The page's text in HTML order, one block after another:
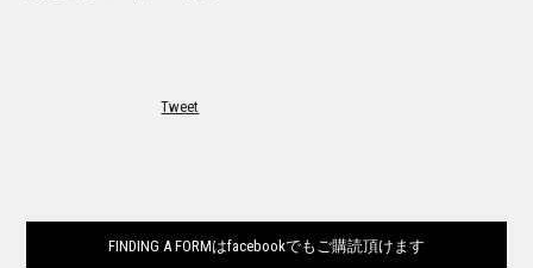
Tweet
FINDING A FORMはfacebookでもご購読頂けます